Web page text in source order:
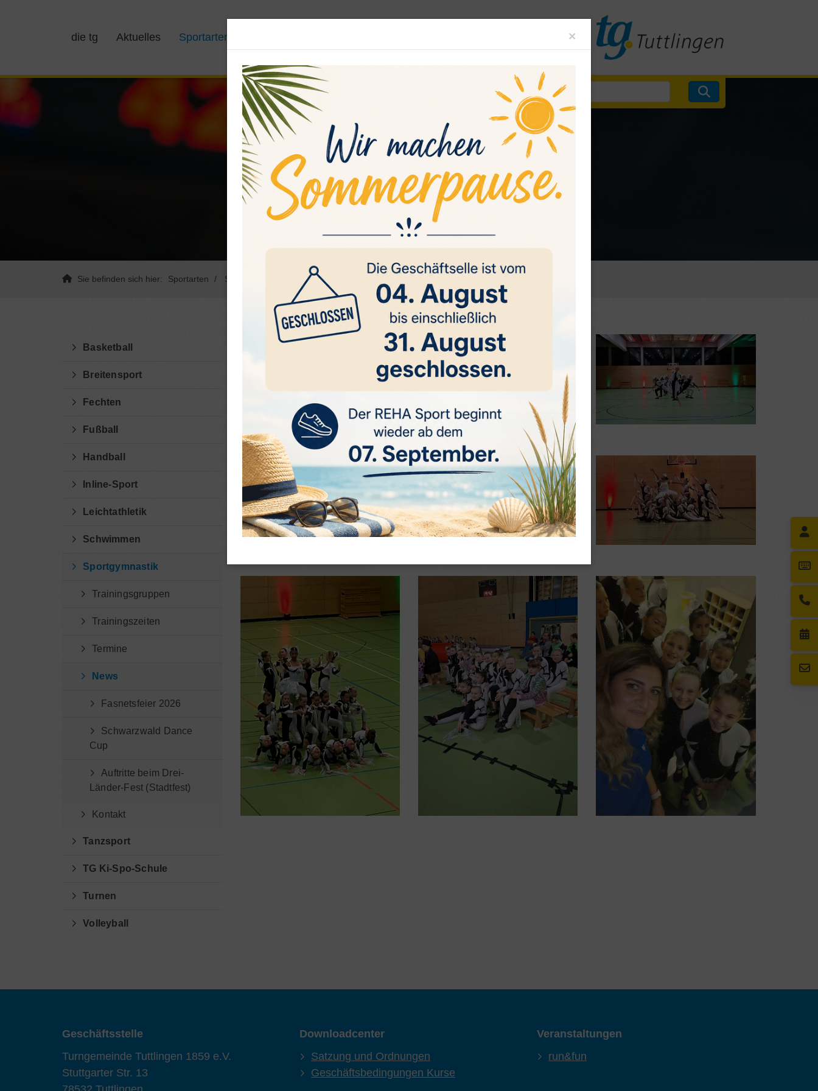
die tg Aktuelles Sportarten
Sie befinden sich hier: Sportarten Sportgymnastik News
Basketball
Breitensport
Fechten
Fußball
Handball
Inline-Sport
Leichtathletik
Schwimmen
Sportgymnastik
Trainingsgruppen
Trainingszeiten
Termine
News
Fasnetsfeier 2026
Schwarzwald Dance
Cup
Auftritte beim Drei-
Länder-Fest (Stadtfest)
Kontakt
Tanzsport
TG Ki-Spo-Schule
Turnen
Volleyball
Geschäftsstelle
Turngemeinde Tuttlingen 1859 e.V.
Stuttgarter Str. 13
Downloadcenter
Satzung und Ordnungen
Geschäftsbedingungen Kurse
Veranstaltungen
run&fun
× Close